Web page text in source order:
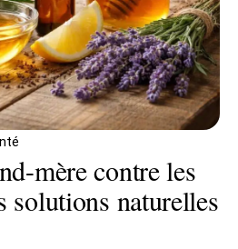
mère contre les
solutions naturelles